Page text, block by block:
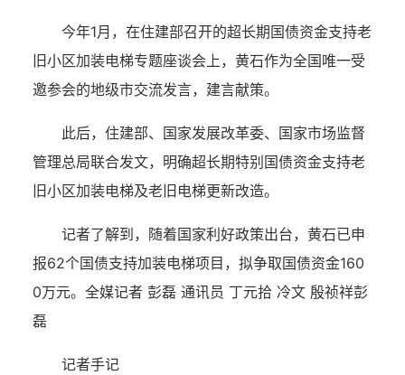
今年1月，在住建部召开的超长期国债资金支持老
旧小区加装电梯专题座谈会上，黄石作为全国唯一受
邀参会的地级市交流发言，建言献策。
此后，住建部、国家发展改革委、国家市场监督
管理总局联合发文，明确超长期特别国债资金支持老
旧小区加装电梯及老旧电梯更新改造。
记者了解到，随着国家利好政策出台，黄石已申
报62个国债支持加装电梯项目，拟争取国债资金160
0万元。 全媒记者 彭磊 通讯员 丁元拾 冷文 殷祯祥彭
磊
记者手记